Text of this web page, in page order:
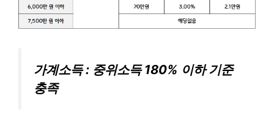
가계소득 : 중위소득 180% 이하 기준
충족